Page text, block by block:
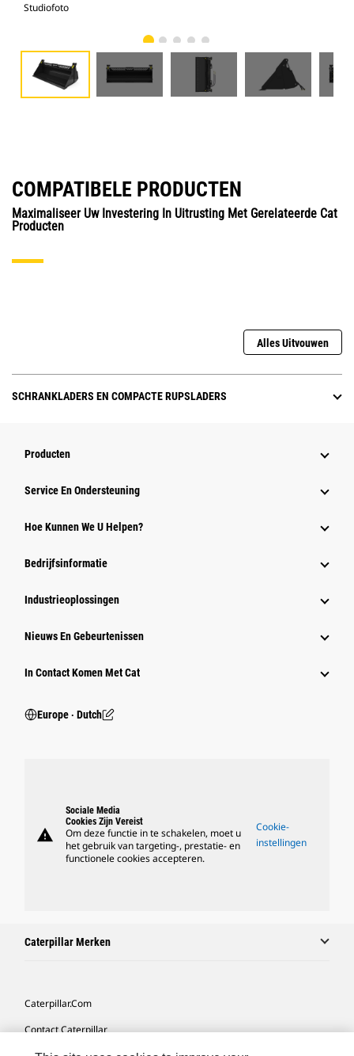
Studiofoto
COMPATIBELE PRODUCTEN
Maximaliseer Uw Investering In Uitrusting Met Gerelateerde Cat
Producten
Alles Uitvouwen
SCHRANKLADERS EN COMPACTE RUPSLADERS
Producten
Service En Ondersteuning
Hoe Kunnen We U Helpen?
Bedrijfsinformatie
Industrieoplossingen
Nieuws En Gebeurtenissen
In Contact Komen Met Cat
Europe ‧ Dutch
warning
Sociale Media
Cookies Zijn Vereist
Om deze functie in te schakelen, moet u
het gebruik van targeting-, prestatie- en
functionele cookies accepteren.
Cookie-
instellingen
Caterpillar Merken
Caterpillar.com
Contact Caterpillar